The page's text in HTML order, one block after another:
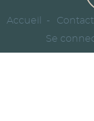
Accueil
Se